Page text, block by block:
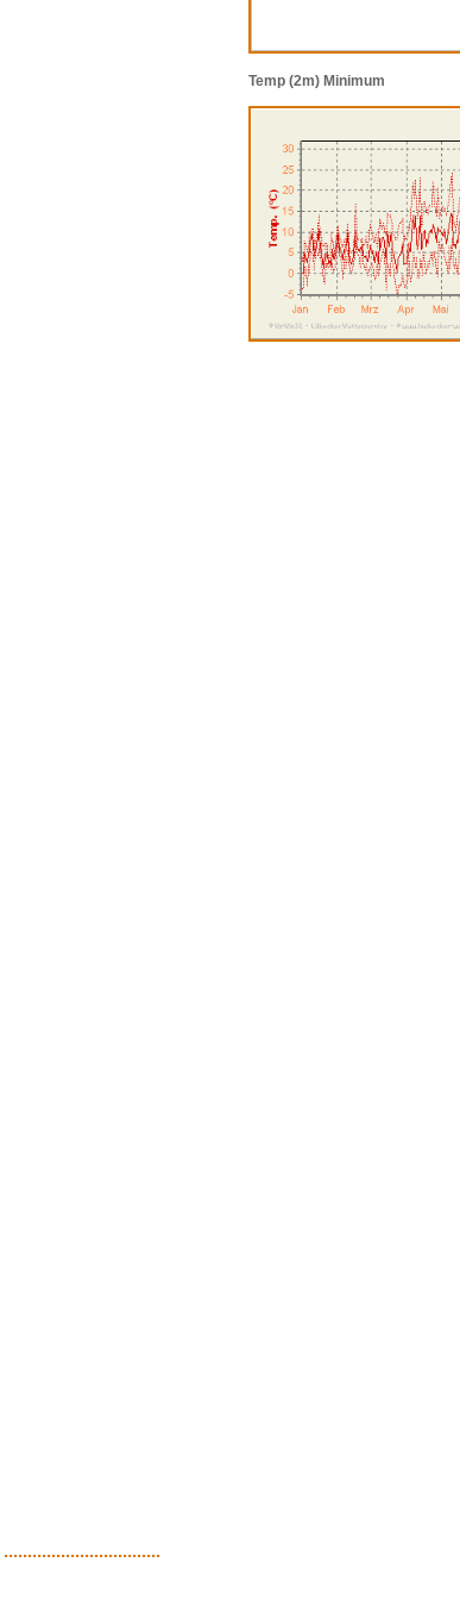
.................................
Temp (2m) Minimum